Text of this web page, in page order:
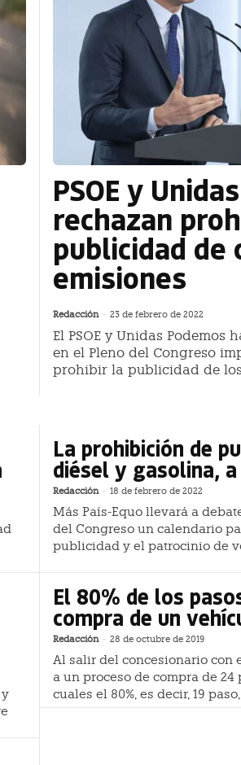
PSOE y
rechazan
publicidad de
emisiones
Redacción - 23 de febrero de 2022
El PSOE y Unidas Podemos
en el Pleno del Congreso
prohibir la publicidad de
La prohibición de
diésel y gasolina,
Redacción - 18 de febrero de 2022
Más País-Equo llevará a
del Congreso un calendario
publicidad y el patrocinio de
El 80% de los
compra de un
Redacción - 28 de octubre de 2019
Al salir del concesionario con
a un proceso de compra de
cuales el 80%, es decir, 19